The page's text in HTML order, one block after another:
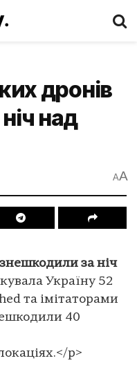
дронів
над
AA
за ніч
Україну 52
та імітаторами
40
p>